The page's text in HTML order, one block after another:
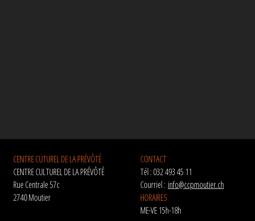
CENTRE CUTUREL DE LA PRÉVÔTÉ
CENTRE CULTUREL DE LA PRÉVÔTÉ
Rue Centrale 57c
2740 Moutier
CONTACT
Tél : 032 493 45 11
Courriel : info@ccpmoutier.ch
HORAIRES
ME-VE 15h-18h